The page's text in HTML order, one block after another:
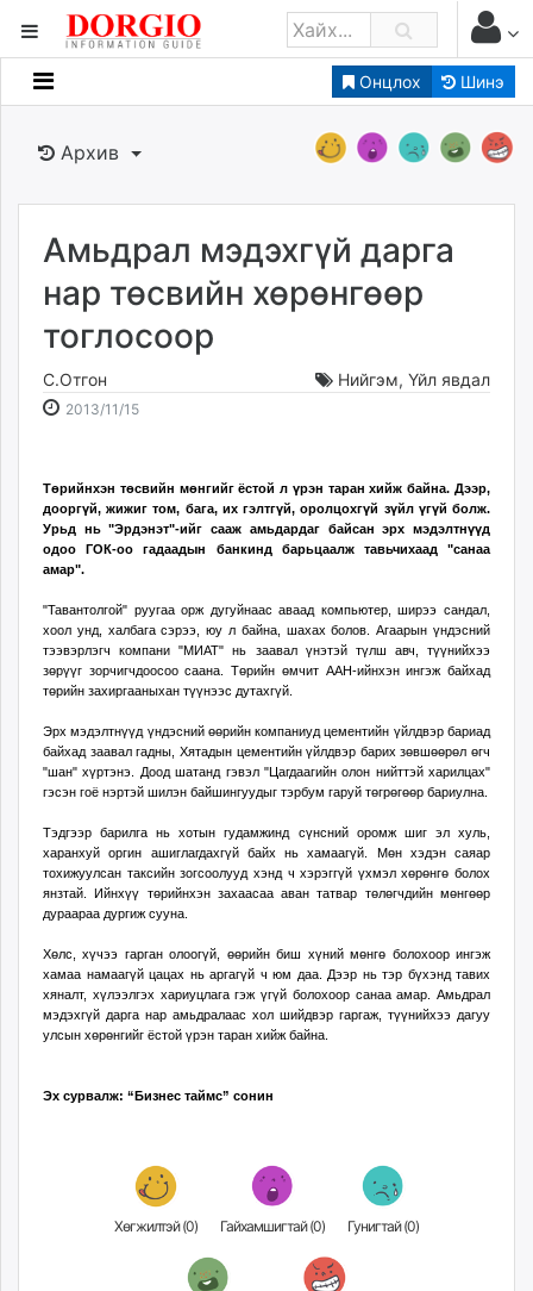
Онцлох Шинэ
Мэдээллийн
Банк санхүү
Бизнес ААН
Төрийн
Нийслэлийн
dorgio.mn
Gogo.mn
caak.mn
Baabar.mn
tovch.mn
ikon.mn
mnb.mn
Livetv.mn
Eguur.mn
24tsag.mn
shuud.mn
eagle.mn
ergelt.mn
zarig.mn
zuv.mn
mminfo.mn
ugluu.mn
unen.mn
asu.mn
shudarga.mn
unuudur.mn
Архив
Амьдрал мэдэхгүй дарга
нар төсвийн хөрөнгөөр
тоглосоор
С.Отгон Нийгэм, Үйл явдал
2013/11/152013-
17:23:55
2026-
14:05:18
Төрийнхэн төсвийн мөнгийг ёстой л үрэн таран хийж байна. Дээр,
дооргүй, жижиг том, бага, их гэлтгүй, оролцохгүй зүйл үгүй болж.
Урьд нь "Эрдэнэт"-ийг сааж амьдардаг байсан эрх мэдэлтнүүд
одоо ГОК-оо гадаадын банкинд барьцаалж тавьчихаад "санаа
амар".
"Тавантолгой" руугаа орж дугуйнаас аваад компьютер, ширээ сандал,
хоол унд, халбага сэрээ, юу л байна, шахах болов. Агаарын үндэсний
тээвэрлэгч компани "МИАТ" нь заавал үнэтэй түлш авч, түүнийхээ
зөрүүг зорчигчдоосоо саана. Төрийн өмчит ААН-ийнхэн ингэж байхад
төрийн захиргааныхан түүнээс дутахгүй.
Эрх мэдэлтнүүд үндэсний өөрийн компаниуд цементийн үйлдвэр бариад
байхад заавал гадны, Хятадын цементийн үйлдвэр барих зөвшөөрөл өгч
"шан" хүртэнэ. Доод шатанд гэвэл "Цагдаагийн олон нийттэй харилцах"
гэсэн гоё нэртэй шилэн байшингуудыг тэрбум гаруй төгрөгөөр бариулна.
Тэдгээр барилга нь хотын гудамжинд сүнсний оромж шиг эл хуль,
харанхуй оргин ашиглагдахгүй байх нь хамаагүй. Мөн хэдэн саяар
тохижуулсан таксийн зогсоолууд хэнд ч хэрэггүй үхмэл хөрөнгө болох
янзтай. Ийнхүү төрийнхэн захаасаа аван татвар төлөгчдийн мөнгөөр
дураараа дургиж сууна.
Хөлс, хүчээ гарган олоогүй, өөрийн биш хүний мөнгө болохоор ингэж
хамаа намаагүй цацах нь аргагүй ч юм даа. Дээр нь тэр бүхэнд тавих
хяналт, хүлээлгэх хариуцлага гэж үгүй болохоор санаа амар. Амьдрал
мэдэхгүй дарга нар амьдралаас хол шийдвэр гаргаж, түүнийхээ дагуу
улсын хөрөнгийг ёстой үрэн таран хийж байна.
Эх сурвалж: “Бизнес таймс” сонин
Хөгжилтэй (0) Гайхамшигтай (0) Гунигтай (0)